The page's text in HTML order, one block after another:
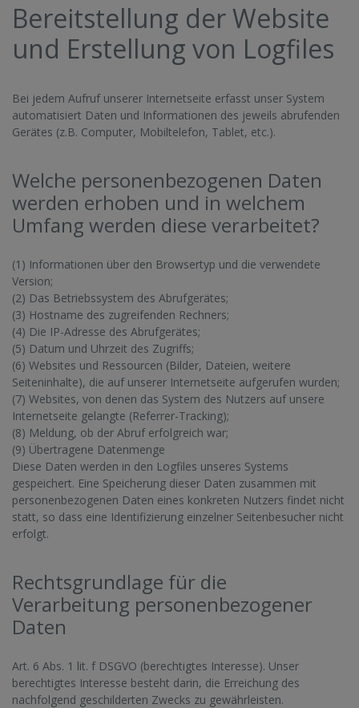
Bereitstellung der Website
und Erstellung von Logfiles
Bei jedem Aufruf unserer Internetseite erfasst unser System
automatisiert Daten und Informationen des jeweils abrufenden
Gerätes (z.B. Computer, Mobiltelefon, Tablet, etc.).
Welche personenbezogenen Daten
werden erhoben und in welchem
Umfang werden diese verarbeitet?
(1) Informationen über den Browsertyp und die verwendete
Version;
(2) Das Betriebssystem des Abrufgerätes;
(3) Hostname des zugreifenden Rechners;
(4) Die IP-Adresse des Abrufgerätes;
(5) Datum und Uhrzeit des Zugriffs;
(6) Websites und Ressourcen (Bilder, Dateien, weitere
Seiteninhalte), die auf unserer Internetseite aufgerufen wurden;
(7) Websites, von denen das System des Nutzers auf unsere
Internetseite gelangte (Referrer-Tracking);
(8) Meldung, ob der Abruf erfolgreich war;
(9) Übertragene Datenmenge
Diese Daten werden in den Logfiles unseres Systems
gespeichert. Eine Speicherung dieser Daten zusammen mit
personenbezogenen Daten eines konkreten Nutzers findet nicht
statt, so dass eine Identifizierung einzelner Seitenbesucher nicht
erfolgt.
Rechtsgrundlage für die
Verarbeitung personenbezogener
Daten
Art. 6 Abs. 1 lit. f DSGVO (berechtigtes Interesse). Unser
berechtigtes Interesse besteht darin, die Erreichung des
nachfolgend geschilderten Zwecks zu gewährleisten.